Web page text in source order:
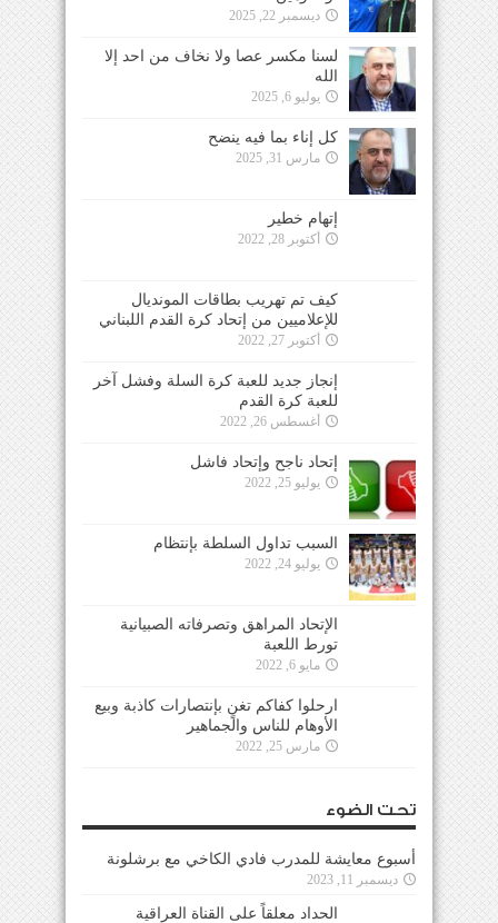
ديسمبر 22, 2025
لسنا مكسر عصا ولا نخاف من احد إلا
الله
يوليو 6, 2025
كل إناء بما فيه ينضح
مارس 31, 2025
إتهام خطير
أكتوبر 28, 2022
كيف تم تهريب بطاقات المونديال
للإعلاميين من إتحاد كرة القدم اللبناني
أكتوبر 27, 2022
إنجاز جديد للعبة كرة السلة وفشل آخر
للعبة كرة القدم
أغسطس 26, 2022
إتحاد ناجح وإتحاد فاشل
يوليو 25, 2022
السبب تداول السلطة بإنتظام
يوليو 24, 2022
الإتحاد المراهق وتصرفاته الصبيانية
تورط اللعبة
مايو 6, 2022
ارحلوا كفاكم تغنٍ بإنتصارات كاذبة وبيع
الأوهام للناس والجماهير
مارس 25, 2022
تحت الضوء
أسبوع معايشة للمدرب فادي الكاخي مع برشلونة
ديسمبر 11, 2023
الحداد معلقاً على القناة العراقية